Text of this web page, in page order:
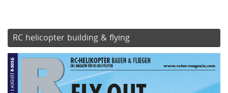
RC helicopter building & flying